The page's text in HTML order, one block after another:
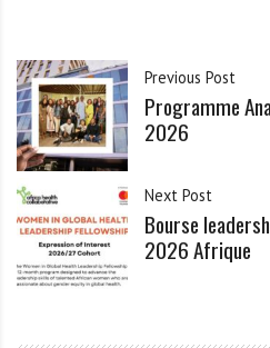
Previous Post
Programme
2026
Next Post
Bourse
2026 Afrique